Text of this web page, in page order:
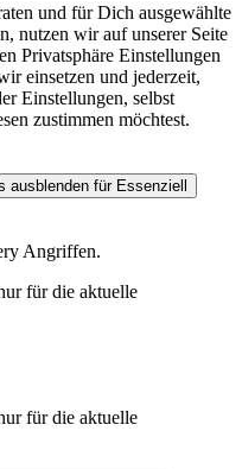
und für Dich ausgewählte
nutzen wir auf unserer Seite
Privatsphäre Einstellungen
einsetzen und jederzeit,
Einstellungen, selbst
zustimmen möchtest.
ausblenden für Essenziell
Angriffen.
für die aktuelle
für die aktuelle